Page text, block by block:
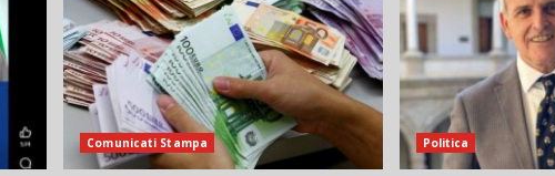
Comunicati Stampa Politica